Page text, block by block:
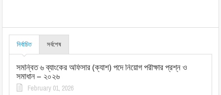
নির্বাচিত সর্বশেষ
সমন্বিত ৬ ব্যাংকের অফিসার (ক্যাশ) পদে নিয়োগ পরীক্ষার প্রশ্ন ও
সমাধান – ২০২৬
February 01, 2026